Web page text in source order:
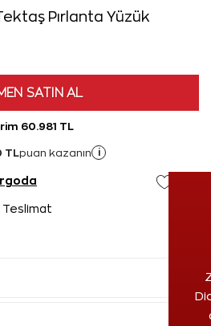
Pırlanta Yüzük
SATIN AL
60.981 TL
puan kazanın i
Teslimat